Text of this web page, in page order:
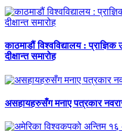
काठमाडौं विश्वविद्यालय :
दीक्षान्त समारोह
असहायहरुसँग मनाए पत्रकार